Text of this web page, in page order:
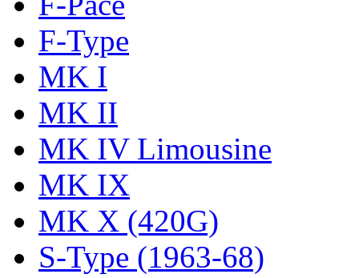
F-Type
MK I
MK II
MK IV Limousine
MK IX
MK X (420G)
S-Type (1963-68)